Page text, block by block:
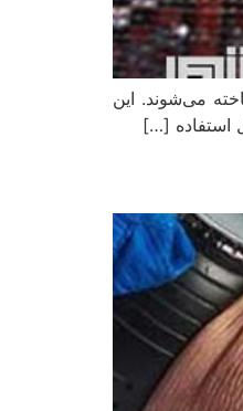
می‌شوند. این
استفاده […]